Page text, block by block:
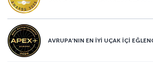
AVRUPA’NIN EN İYİ UÇAK İÇİ